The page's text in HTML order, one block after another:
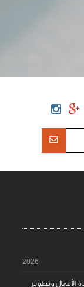
2026
الأعمال وتطوير